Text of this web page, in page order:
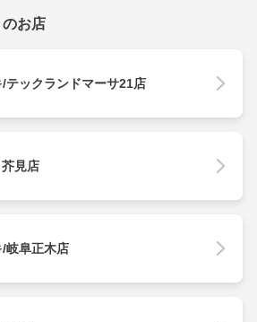
お店
テックランドマーサ21店
見店
岐阜正木店